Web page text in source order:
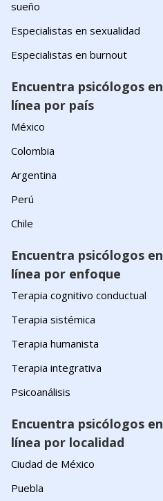
sueño
Especialistas en sexualidad
Especialistas en burnout
Encuentra psicólogos en
línea por país
México
Colombia
Argentina
Perú
Chile
Encuentra psicólogos en
línea por enfoque
Terapia cognitivo conductual
Terapia sistémica
Terapia humanista
Terapia integrativa
Psicoanálisis
Encuentra psicólogos en
línea por localidad
Ciudad de México
Puebla